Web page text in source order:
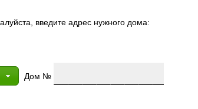
введите адрес нужного дома:
Дом №